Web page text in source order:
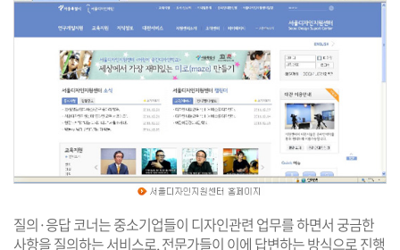
질의·응답 코너는 중소기업들이 디자인관련 업무를 하면서 궁금한
사항을 질의하는 서비스로, 전문가들이 이에 답변하는 방식으로 진행